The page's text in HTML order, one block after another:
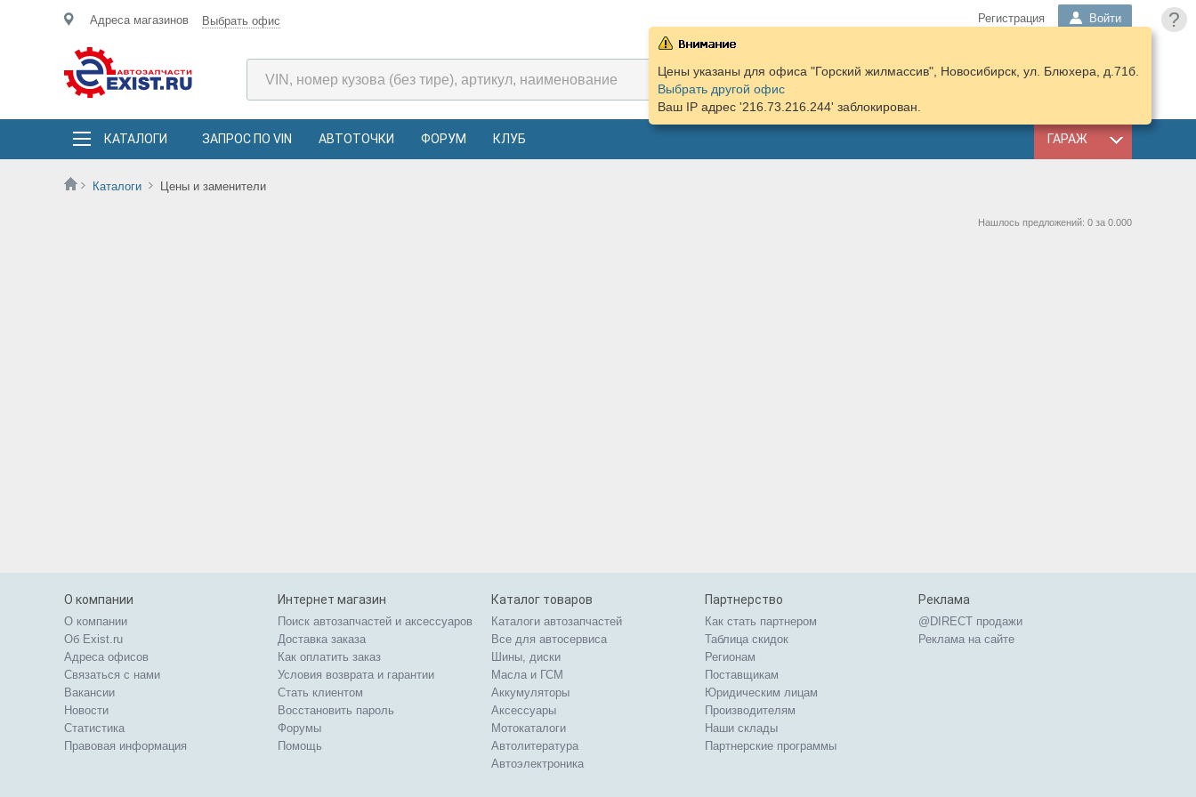
?
Адреса магазинов Выбрать офис Регистрация Войти
КОРЗИНА
ПОДОБРАТЬ
КАТАЛОГИ ЗАПРОС ПО VIN АВТОТОЧКИ ФОРУМ КЛУБ ГАРАЖ
Каталоги Цены и заменители
Цены указаны для офиса "Горский жилмассив", Новосибирск, ул. Блюхера, д.71б.
Выбрать другой офис
Ваш IP адрес '216.73.216.244' заблокирован.
Нашлось предложений: 0 за 0.000
О компании
О компании
Об Exist.ru
Адреса офисов
Связаться с нами
Вакансии
Новости
Статистика
Правовая информация
Интернет магазин
Поиск автозапчастей и аксессуаров
Доставка заказа
Как оплатить заказ
Условия возврата и гарантии
Стать клиентом
Восстановить пароль
Форумы
Помощь
Каталог товаров
Каталоги автозапчастей
Все для автосервиса
Шины, диски
Масла и ГСМ
Аккумуляторы
Аксессуары
Мотокаталоги
Автолитература
Автоэлектроника
Партнерство
Как стать партнером
Таблица скидок
Регионам
Поставщикам
Юридическим лицам
Производителям
Наши склады
Партнерские программы
Реклама
@DIRECT продажи
Реклама на сайте